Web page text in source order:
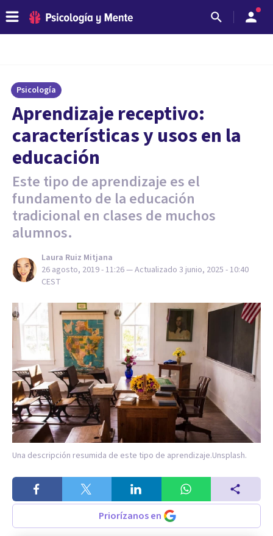
Psicología
Aprendizaje receptivo:
características y usos en la
educación
Este tipo de aprendizaje es el
fundamento de la educación
tradicional en clases de muchos
alumnos.
Laura Ruiz Mitjana
26 agosto, 2019 - 11:26— Actualizado 3 junio, 2025 - 10:40
CEST
Una descripción resumida de este tipo de aprendizaje.Unsplash.
Priorízanos en